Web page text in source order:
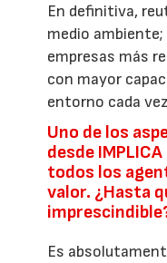
En definitiva,
medio
empresas más
con mayor
entorno cada
Uno de los
desde
todos los
valor. ¿Hasta
Es